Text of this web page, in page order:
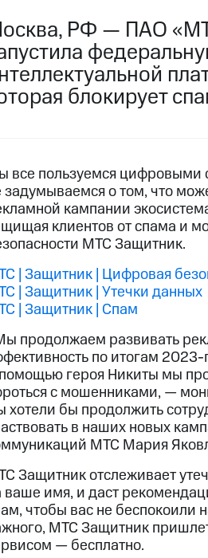
РФ — ПАО
блокирует
все пользуемся цифровыми
задумываемся о том, что
кампании
клиентов от спама и
МТС Защитник.
| Защитник | Цифровая
| Защитник | Утечки данных
| Защитник | Спам
продолжаем развивать
по итогам
героя Никиты мы
с мошенниками, —
хотели бы продолжить
в наших новых
МТС Мария
Защитник отслеживает
ваше имя, и даст
чтобы вас не беспокоили
МТС Защитник
— бесплатно.